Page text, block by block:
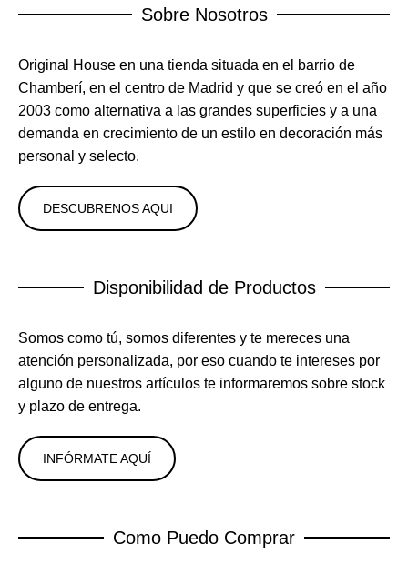
Sobre Nosotros
Original House en una tienda situada en el barrio de
Chamberí, en el centro de Madrid y que se creó en el año
2003 como alternativa a las grandes superficies y a una
demanda en crecimiento de un estilo en decoración más
personal y selecto.
DESCUBRENOS AQUI
Disponibilidad de Productos
Somos como tú, somos diferentes y te mereces una
atención personalizada, por eso cuando te intereses por
alguno de nuestros artículos te informaremos sobre stock
y plazo de entrega.
INFÓRMATE AQUÍ
Como Puedo Comprar